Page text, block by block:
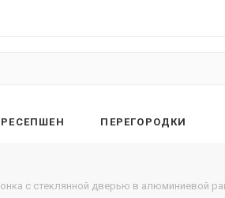
РЕСЕПШЕН ПЕРЕГОРОДКИ
с стеклянной дверью в алюминиевой